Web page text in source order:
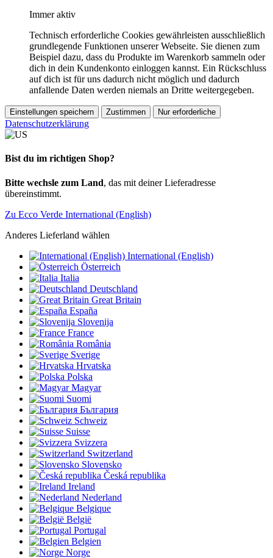
Immer aktiv
Technisch erforderliche Cookies gewährleisten ausschließlich
grundlegende Funktionen unserer Webseite. Sie dienen zum
Beispiel dazu, dass du Produkte im Warenkorb sammeln oder
dich in dein Kundenkonto einloggen kannst. Ein Rückschluss
auf dich ist für uns dadurch nicht möglich und dadurch
anfallende Daten werden niemals an Dritte weitergegeben.
Einstellungen speichern Zustimmen Nur erforderliche
Datenschutzerklärung
Bist du im richtigen Shop?
Bitte wechsle zum Land, das mit deiner Lieferadresse
übereinstimmt.
Zu Ecco Verde International (English)
Anderes Lieferland wählen
International (English)
Österreich
Italia
Deutschland
Great Britain
España
Slovenija
France
România
Sverige
Hrvatska
Polska
Magyar
Suomi
България
Schweiz
Suisse
Svizzera
Switzerland
Slovensko
Česká republika
Ireland
Nederland
Belgique
België
Portugal
Belgien
Norge